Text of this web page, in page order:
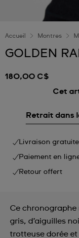
Accueil Montres
GOLDEN
180,00 C$
Cet
Retrait dans
Livraison
Paiement en
Retour offert
Ce chronographe
gris, d’aiguilles
trotteuse dorée